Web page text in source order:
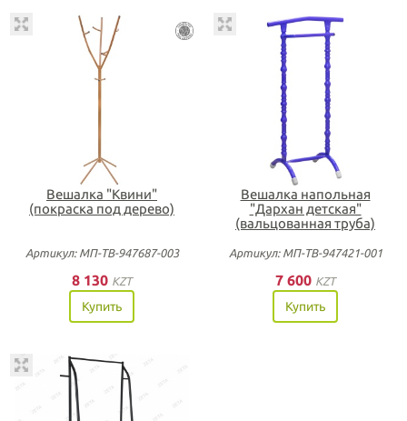
Вешалка "Квини"
(покраска под дерево)
Артикул: МП-ТВ-947687-003
8 130 KZT
Купить
Вешалка напольная
"Дархан детская"
(вальцованная труба)
Артикул: МП-ТВ-947421-001
7 600 KZT
Купить